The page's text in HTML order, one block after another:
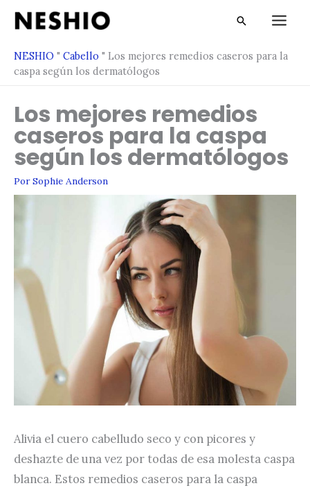
contenido
Buscar
NESHIO " Cabello " Los mejores remedios caseros para la
caspa según los dermatólogos
Los mejores remedios
caseros para la caspa
según los dermatólogos
PorSophie Anderson
Alivia el cuero cabelludo seco y con picores y
deshazte de una vez por todas de esa molesta caspa
blanca. Estos remedios caseros para la caspa